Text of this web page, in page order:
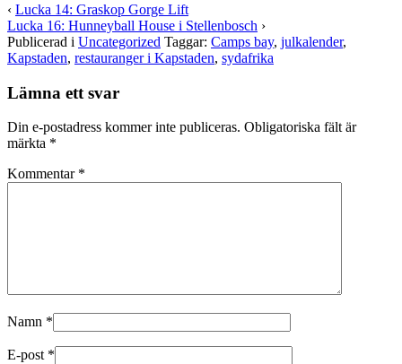
‹ Lucka 14: Graskop Gorge Lift
Lucka 16: Hunneyball House i Stellenbosch ›
Publicerad i Uncategorized Taggar: Camps bay, julkalender,
Kapstaden, restauranger i Kapstaden, sydafrika
Lämna ett svar
Din e-postadress kommer inte publiceras. Obligatoriska fält är
märkta *
Kommentar *
Namn *
E-post *